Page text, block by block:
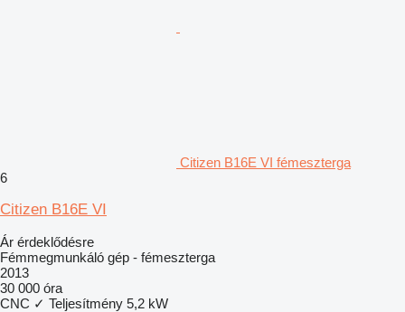
Citizen B16E VI fémeszterga
6
Citizen B16E VI
Ár érdeklődésre
Fémmegmunkáló gép - fémeszterga
2013
30 000 óra
CNC ✓ Teljesítmény 5,2 kW